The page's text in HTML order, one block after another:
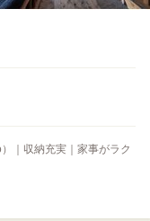
｜収納充実｜家事がラク